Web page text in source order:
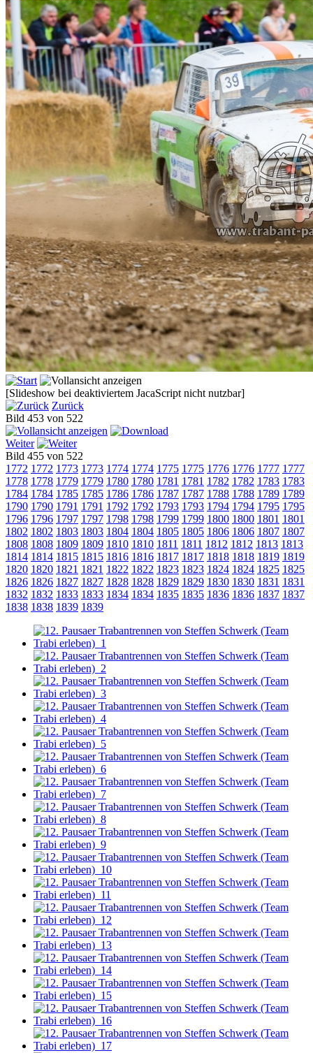
[Slideshow bei deaktiviertem JacaScript nicht nutzbar]
Zurück
Bild 453 von 522
Weiter
Bild 455 von 522
1772 1772 1773 1773 1774 1774 1775 1775 1776 1776 1777 1777
1778 1778 1779 1779 1780 1780 1781 1781 1782 1782 1783 1783
1784 1784 1785 1785 1786 1786 1787 1787 1788 1788 1789 1789
1790 1790 1791 1791 1792 1792 1793 1793 1794 1794 1795 1795
1796 1796 1797 1797 1798 1798 1799 1799 1800 1800 1801 1801
1802 1802 1803 1803 1804 1804 1805 1805 1806 1806 1807 1807
1808 1808 1809 1809 1810 1810 1811 1811 1812 1812 1813 1813
1814 1814 1815 1815 1816 1816 1817 1817 1818 1818 1819 1819
1820 1820 1821 1821 1822 1822 1823 1823 1824 1824 1825 1825
1826 1826 1827 1827 1828 1828 1829 1829 1830 1830 1831 1831
1832 1832 1833 1833 1834 1834 1835 1835 1836 1836 1837 1837
1838 1838 1839 1839